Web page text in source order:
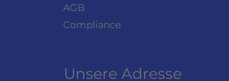
AGB
Compliance
Unsere Adresse